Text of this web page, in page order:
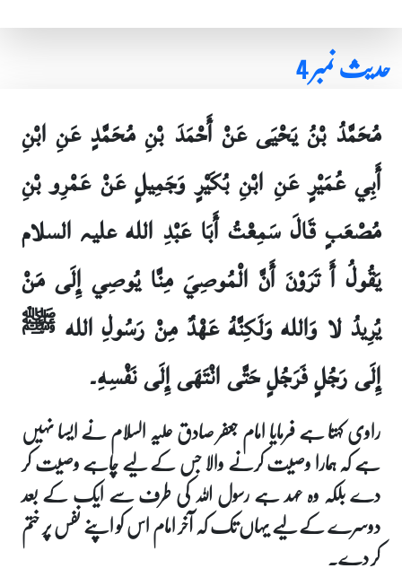
حدیث نمبر 4
مُحَمَّدُ بْنُ يَحْيَى عَنْ أَحْمَدَ بْنِ مُحَمَّدٍ عَنِ ابْنِ
أَبِي عُمَيْرٍ عَنِ ابْنِ بُكَيْرٍ وَجَمِيلٍ عَنْ عَمْرِو بْنِ
مُصْعَبٍ قَالَ سَمِعْتُ أَبَا عَبْدِ الله علیہ السلام
يَقُولُ أَ تَرَوْنَ أَنَّ الْمُوصِيَ مِنَّا يُوصِي إِلَى مَنْ
يُرِيدُ لا وَالله وَلَكِنَّهُ عَهْدٌ مِنْ رَسُولِ الله ﷺ
إِلَى رَجُلٍ فَرَجُلٍ حَتَّى انْتَهَى إِلَى نَفْسِهِ۔
راوی کہتا ہے فرمایا امام جعفر صادق علیہ السلام نے ایسا نہیں
ہے کہ ہمارا وصیت کرنے والا جس کے لیے چاہے وصیت کر
دے بلکہ وہ عہد ہے رسول اللہ کی طرف سے ایک کے بعد
دوسرے کے لیے یہاں تک کہ آخر امام اس کو اپنے نفس پر ختم
کر دے۔